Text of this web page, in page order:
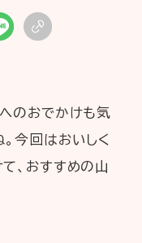
のおでかけも気
今回はおいしく
、おすすめの山